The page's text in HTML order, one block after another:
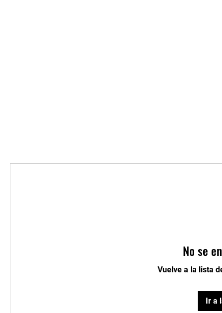
No se
Vuelve a la lista
Ir a